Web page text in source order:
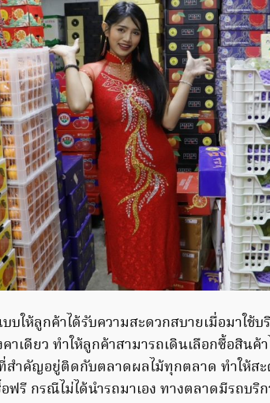
ให้ลูกค้าได้รับความสะดวกสบายเมื่อมาใช้
าเดียว ทำให้ลูกค้าสามารถเดินเลือกซื้อสิน
สำคัญอยู่ติดกับตลาดผลไม้ทุกตลาด ทำให้ส
ฟรี กรณีไม่ได้นำรถมาเอง ทางตลาดมีรถบริ